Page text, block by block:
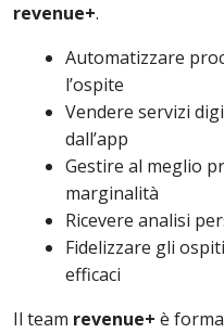
revenue+.
Automatizzare
l’ospite
Vendere servizi
dall’app
Gestire al meglio
marginalità
Ricevere analisi
Fidelizzare gli
efficaci
Il team revenue+ è